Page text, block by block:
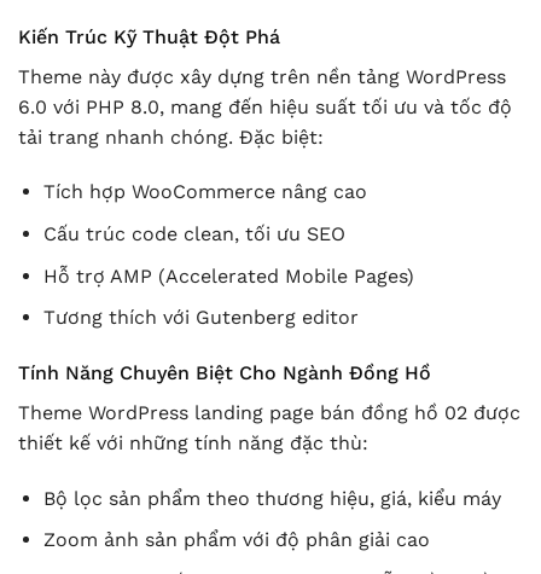
Kiến Trúc Kỹ Thuật Đột Phá
Theme này được xây dựng trên nền tảng WordPress
6.0 với PHP 8.0, mang đến hiệu suất tối ưu và tốc độ
tải trang nhanh chóng. Đặc biệt:
Tích hợp WooCommerce nâng cao
Cấu trúc code clean, tối ưu SEO
Hỗ trợ AMP (Accelerated Mobile Pages)
Tương thích với Gutenberg editor
Tính Năng Chuyên Biệt Cho Ngành Đồng Hồ
Theme WordPress landing page bán đồng hồ 02 được
thiết kế với những tính năng đặc thù:
Bộ lọc sản phẩm theo thương hiệu, giá, kiểu máy
Zoom ảnh sản phẩm với độ phân giải cao